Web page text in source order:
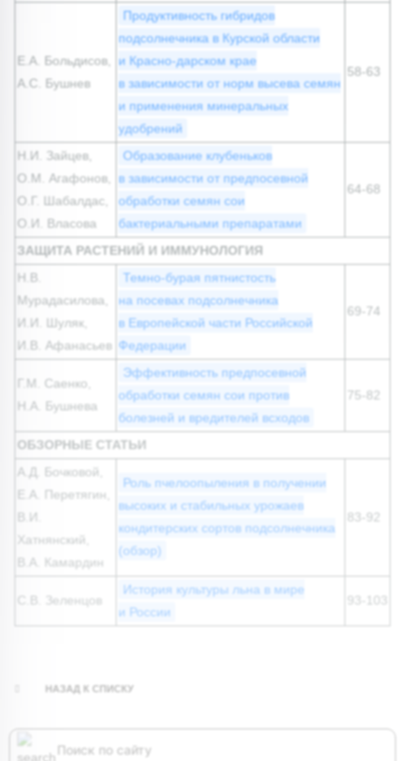
Е.А. Больдисов,
А.С. Бушнев
Продуктивность гибридов
подсолнечника в Курской области
и Красно-дарском крае
в зависимости от норм высева семян
и применения минеральных
удобрений
58-63
Н.И. Зайцев,
О.М. Агафонов,
О.Г. Шабалдас,
О.И. Власова
Образование клубеньков
в зависимости от предпосевной
обработки семян сои
бактериальными препаратами
64-68
ЗАЩИТА РАСТЕНИЙ И ИММУНОЛОГИЯ
Н.В.
Мурадасилова,
И.И. Шуляк,
И.В. Афанасьев
Темно-бурая пятнистость
на посевах подсолнечника
в Европейской части Российской
Федерации
69-74
Г.М. Саенко,
Н.А. Бушнева
Эффективность предпосевной
обработки семян сои против
болезней и вредителей всходов
75-82
ОБЗОРНЫЕ СТАТЬИ
А.Д. Бочковой,
Е.А. Перетягин,
В.И.
Хатнянский,
В.А. Камардин
Роль пчелоопыления в получении
высоких и стабильных урожаев
кондитерских сортов подсолнечника
(обзор)
83-92
С.В. Зеленцов
История культуры льна в мире
и России
НАЗАД К СПИСКУ